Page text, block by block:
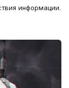
информации.